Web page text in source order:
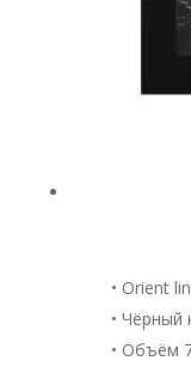
• Orient
• Чёрный
• Объём